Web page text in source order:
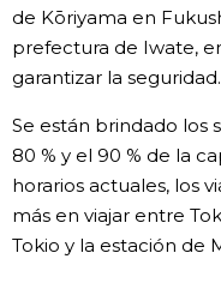
Blog
Avisos
de Kōriyama en
prefectura de Iwate,
garantizar la seguridad.
Se están brindado los
80 % y el 90 % de la
horarios actuales, los
más en viajar entre
Tokio y la estación de